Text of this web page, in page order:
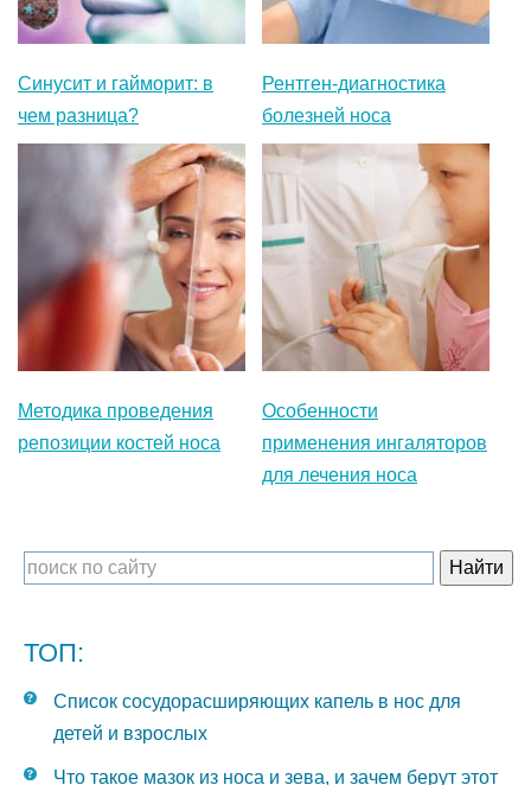
Синусит и гайморит: в
чем разница?
Рентген-диагностика
болезней носа
Методика проведения
репозиции костей носа
Особенности
применения ингаляторов
для лечения носа
ТОП:
Список сосудорасширяющих капель в нос для
детей и взрослых
Что такое мазок из носа и зева, и зачем берут этот